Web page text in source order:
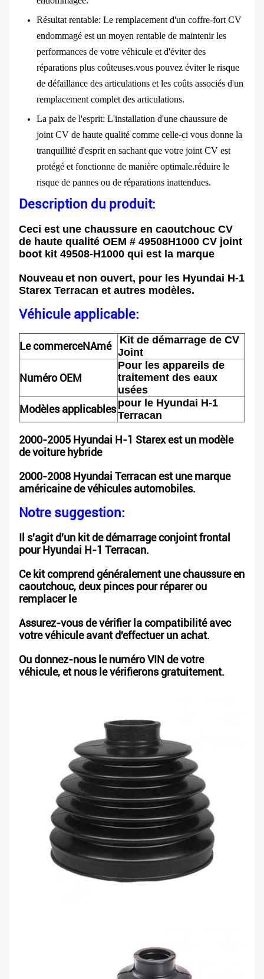
Résultat rentable: Le remplacement d'un coffre-fort CV
endommagé est un moyen rentable de maintenir les
performances de votre véhicule et d'éviter des
réparations plus coûteuses.vous pouvez éviter le risque
de défaillance des articulations et les coûts associés d'un
remplacement complet des articulations.
La paix de l'esprit: L'installation d'une chaussure de
joint CV de haute qualité comme celle-ci vous donne la
tranquillité d'esprit en sachant que votre joint CV est
protégé et fonctionne de manière optimale.réduire le
risque de pannes ou de réparations inattendues.
Description du produit:
Ceci est une chaussure en caoutchouc CV
de haute qualité OEM # 49508H1000 CV joint
boot kit 49508-H1000 qui est la marque
Nouveau et non ouvert, pour les Hyundai H-1
Starex Terracan et autres modèles.
Véhicule applicable:
Le commerceNAmé
Kit de démarrage de CV
Joint
Numéro OEM
Pour les appareils de
traitement des eaux
usées
Modèles applicables pour le Hyundai H-1
Terracan
2000-2005 Hyundai H-1 Starex est un modèle
de voiture hybride
2000-2008 Hyundai Terracan est une marque
américaine de véhicules automobiles.
Notre suggestion:
Il s'agit d'un kit de démarrage conjoint frontal
pour Hyundai H-1 Terracan.
Ce kit comprend généralement une chaussure en
caoutchouc, deux pinces pour réparer ou
remplacer le
Assurez-vous de vérifier la compatibilité avec
votre véhicule avant d'effectuer un achat.
Ou donnez-nous le numéro VIN de votre
véhicule, et nous le vérifierons gratuitement.